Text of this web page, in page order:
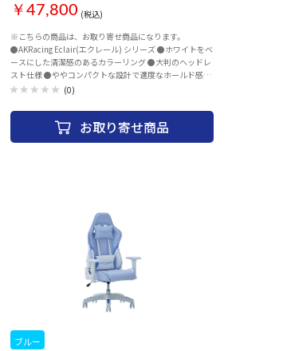
￥47,800 (税込)
※こちらの商品は、お取り寄せ商品になります。
●AKRacing Eclair(エクレール) シリーズ ●ホワイトをベ
ースにした清潔感のあるカラーリング ●大判のヘッドレ
スト仕様 ●ややコンパクトな設計で適度なホールド感の
ある座り心地 (0)
お取り寄せ商品
ブルー